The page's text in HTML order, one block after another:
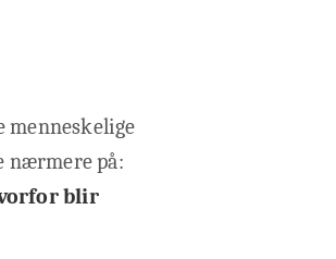
menneskelige
nærmere på:
blir